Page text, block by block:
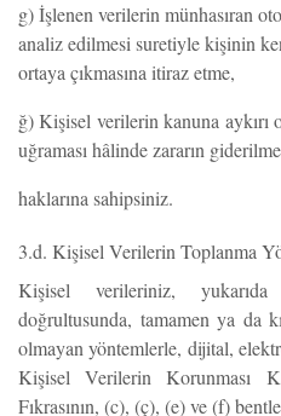
g) İşlenen verilerin münhasıran
analiz edilmesi suretiyle kişinin
ortaya çıkmasına itiraz etme,
ğ) Kişisel verilerin kanuna aykırı
uğraması hâlinde zararın
haklarına sahipsiniz.
3.d. Kişisel Verilerin Toplanma
Kişisel verileriniz,
doğrultusunda, tamamen ya da
olmayan yöntemlerle, dijital,
Kişisel Verilerin Korunması
Fıkrasının, (c), (ç), (e) ve (f)